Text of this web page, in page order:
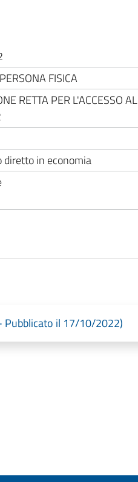
FISICA
RETTA PER L'ACCESSO
in economia
Pubblicato il 17/10/2022)